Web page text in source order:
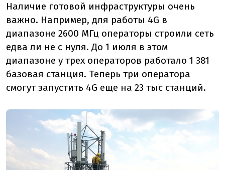
Наличие готовой инфраструктуры очень
важно. Например, для работы 4G в
диапазоне 2600 МГц операторы строили сеть
едва ли не с нуля. До 1 июля в этом
диапазоне у трех операторов работало 1 381
базовая станция. Теперь три оператора
смогут запустить 4G еще на 23 тыс станций.